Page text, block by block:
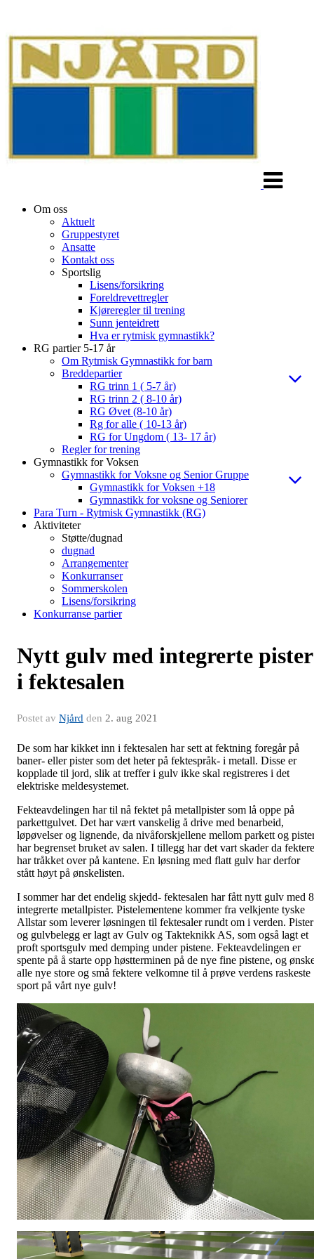
Om oss
Aktuelt
Gruppestyret
Ansatte
Kontakt oss
Sportslig
Lisens/forsikring
Foreldrevettregler
Kjøreregler til trening
Sunn jenteidrett
Hva er rytmisk gymnastikk?
RG partier 5-17 år
Om Rytmisk Gymnastikk for barn
Breddepartier
RG trinn 1 ( 5-7 år)
RG trinn 2 ( 8-10 år)
RG Øvet (8-10 år)
Rg for alle ( 10-13 år)
RG for Ungdom ( 13- 17 år)
Regler for trening
Gymnastikk for Voksen
Gymnastikk for Voksne og Senior Gruppe
Gymnastikk for Voksen +18
Gymnastikk for voksne og Seniorer
Para Turn - Rytmisk Gymnastikk (RG)
Aktiviteter
Støtte/dugnad
dugnad
Arrangementer
Konkurranser
Sommerskolen
Lisens/forsikring
Konkurranse partier
Nytt gulv med integrerte pister
i fektesalen
Postet av Njård den 2. aug 2021
De som har kikket inn i fektesalen har sett at fektning foregår på
baner- eller pister som det heter på fektespråk- i metall. Disse er
kopplade til jord, slik at treffer i gulv ikke skal registreres i det
elektriske meldesystemet.
Fekteavdelingen har til nå fektet på metallpister som lå oppe på
parkettgulvet. Det har vært vanskelig å drive med benarbeid,
løpøvelser og lignende, da nivåforskjellene mellom parkett og
har begrenset bruket av salen. I tillegg har det vart skader da fektere
har tråkket over på kantene. En løsning med flatt gulv har derfor
stått høyt på ønskelisten.
I sommer har det endelig skjedd- fektesalen har fått nytt gulv med 8
integrerte metallpister. Pistelementene kommer fra velkjente tyske
Allstar som leverer løsningen til fektesaler rundt om i verden. Pister
og gulvbelegg er lagt av Gulv og Takteknikk AS, som også lagt et
proft sportsgulv med demping under pistene. Fekteavdelingen er
spente på å starte opp høstterminen på de nye fine pistene, og
alle nye store og små fektere velkomne til å prøve verdens raskeste
sport på vårt nye gulv!